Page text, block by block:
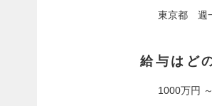
東京都 週
給与はど
1000万円